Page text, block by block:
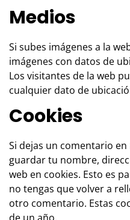
Medios
Si subes imágenes a la
imágenes con datos de
Los visitantes de la web
cualquier dato de
Cookies
Si dejas un comentario
guardar tu nombre,
web en cookies. Esto es
no tengas que volver a
otro comentario. Estas